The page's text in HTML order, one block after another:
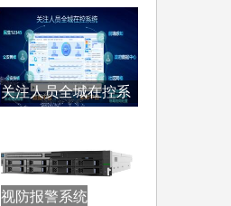
关注人员全城在控系
视防报警系统